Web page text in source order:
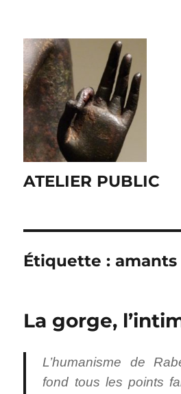
ATELIER PUBLIC
Étiquette :amants
La gorge,
L’humanisme de
fond tous les points